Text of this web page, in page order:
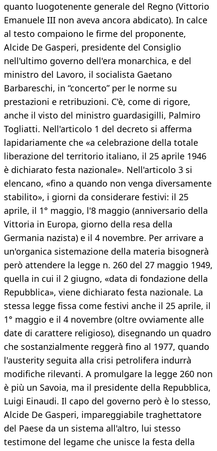
quanto luogotenente generale del Regno (Vittorio
Emanuele III non aveva ancora abdicato). In calce
al testo compaiono le firme del proponente,
Alcide De Gasperi, presidente del Consiglio
nell'ultimo governo dell'era monarchica, e del
ministro del Lavoro, il socialista Gaetano
Barbareschi, in “concerto” per le norme su
prestazioni e retribuzioni. C'è, come di rigore,
anche il visto del ministro guardasigilli, Palmiro
Togliatti. Nell'articolo 1 del decreto si afferma
lapidariamente che «a celebrazione della totale
liberazione del territorio italiano, il 25 aprile 1946
è dichiarato festa nazionale». Nell'articolo 3 si
elencano, «fino a quando non venga diversamente
stabilito», i giorni da considerare festivi: il 25
aprile, il 1° maggio, l'8 maggio (anniversario della
Vittoria in Europa, giorno della resa della
Germania nazista) e il 4 novembre. Per arrivare a
un'organica sistemazione della materia bisognerà
però attendere la legge n. 260 del 27 maggio 1949,
quella in cui il 2 giugno, «data di fondazione della
Repubblica», viene dichiarato festa nazionale. La
stessa legge fissa come festivi anche il 25 aprile, il
1° maggio e il 4 novembre (oltre ovviamente alle
date di carattere religioso), disegnando un quadro
che sostanzialmente reggerà fino al 1977, quando
l'austerity seguita alla crisi petrolifera indurrà
modifiche rilevanti. A promulgare la legge 260 non
è più un Savoia, ma il presidente della Repubblica,
Luigi Einaudi. Il capo del governo però è lo stesso,
Alcide De Gasperi, impareggiabile traghettatore
del Paese da un sistema all'altro, lui stesso
testimone del legame che unisce la festa della